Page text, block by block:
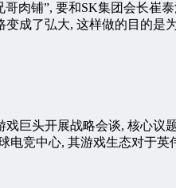
肉铺”, 要和SK集团会长
成了弘大, 这样做的目的是
巨头开展战略会谈, 核心
竞中心, 其游戏生态对于英